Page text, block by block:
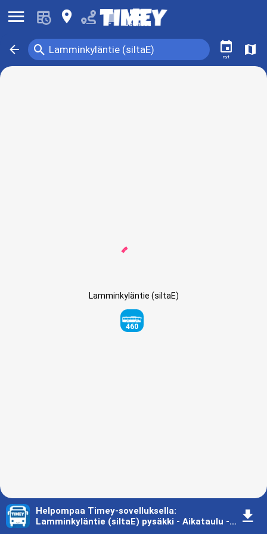
󰍜 󰍎 󰂚 Joensuu
󰁍 Lamminkyläntie (siltaE)
󰍉 󰃭
nyt
󰍍
Lamminkyläntie (siltaE)
460
Helpompaa Timey-sovelluksella:
Lamminkyläntie (siltaE) pysäkki - Aikataulu - Joensuu
󰇚